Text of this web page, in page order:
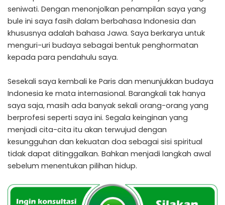
seniwati. Dengan menonjolkan penampilan saya yang
bule ini saya fasih dalam berbahasa Indonesia dan
khususnya adalah bahasa Jawa. Saya berkarya untuk
menguri-uri budaya sebagai bentuk penghormatan
kepada para pendahulu saya.
Sesekali saya kembali ke Paris dan menunjukkan budaya
Indonesia ke mata internasional. Barangkali tak hanya
saya saja, masih ada banyak sekali orang-orang yang
berprofesi seperti saya ini. Segala keinginan yang
menjadi cita-cita itu akan terwujud dengan
kesungguhan dan kekuatan doa sebagai sisi spiritual
tidak dapat ditinggalkan. Bahkan menjadi langkah awal
sebelum menentukan pilihan hidup.